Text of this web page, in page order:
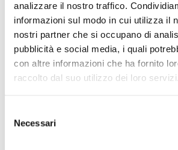
analizzare il nostro traffico.
informazioni sul modo in cui utilizza il
nostri partner che si occupano di
pubblicità e social media, i quali
con altre informazioni che ha fornito
raccolto dal suo utilizzo dei loro servizi.
delNecessari
Scopri di più